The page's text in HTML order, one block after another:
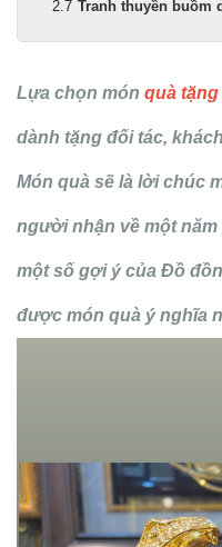
Tranh thuyền buồm
Lựa chọn món quà
dành tặng đối tác,
Món quà sẽ là lời chúc
người nhận về một
một số gợi ý của Đồ
được món quà ý nghĩa